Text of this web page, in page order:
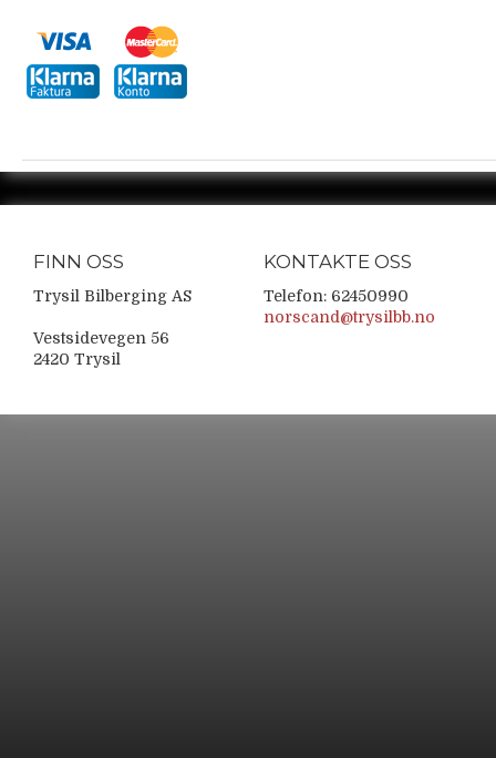
FINN OSS
Trysil Bilberging AS
Vestsidevegen 56
2420 Trysil
KONTAKTE OSS
Telefon: 62450990
norscand@trysilbb.no